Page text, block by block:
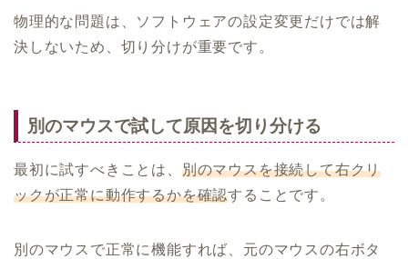
物理的な問題は、ソフトウェアの設定変更だけでは解
決しないため、切り分けが重要です。
別のマウスで試して原因を切り分ける
最初に試すべきことは、 別のマウスを接続して右クリ
ックが正常に動作するかを確認することです。
別のマウスで正常に機能すれば、元のマウスの右ボタ